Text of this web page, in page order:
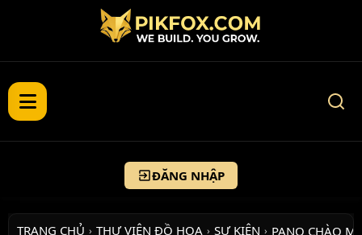
ĐĂNG NHẬP
TRANG CHỦ › THƯ VIỆN ĐỒ HỌA › SỰ KIỆN › PANO CHÀO